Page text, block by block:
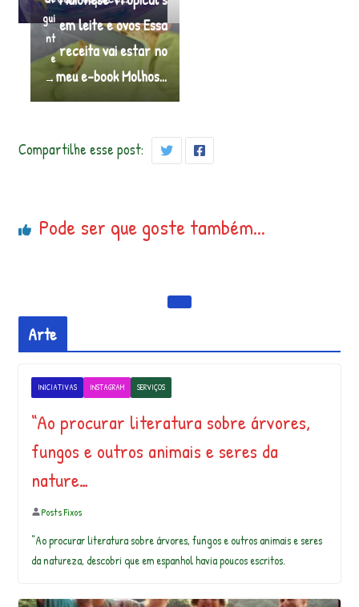
gui
nt
e
→
em leite e ovos Essa
receita vai estar no
meu e-book Molhos…
Compartilhe esse post:
Pode ser que goste também...
Arte
INICIATIVAS INSTAGRAM SERVIÇOS
“Ao procurar literatura sobre árvores,
fungos e outros animais e seres da
nature…
Posts Fixos
“Ao procurar literatura sobre árvores, fungos e outros animais e seres
da natureza, descobri que em espanhol havia poucos escritos.